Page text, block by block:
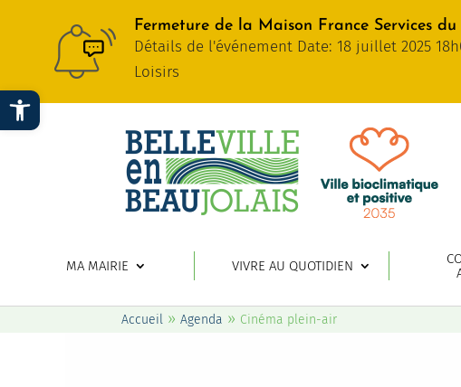
Ouvrir la barre d’outils
Fermeture de la Maison France Services
Détails de l'événement Date: 18 juillet 2025
Loisirs
MA MAIRIE VIVRE AU QUOTIDIEN
Accueil »Agenda » Cinéma plein-air